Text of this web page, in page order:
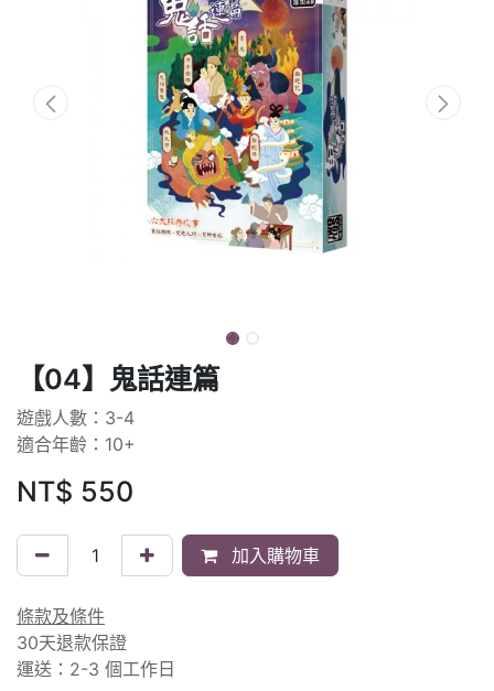
【04】鬼話連篇
遊戲人數：3-4
適合年齡：10+
NT$ 550
加入購物車
條款及條件
30天退款保證
運送：2-3 個工作日